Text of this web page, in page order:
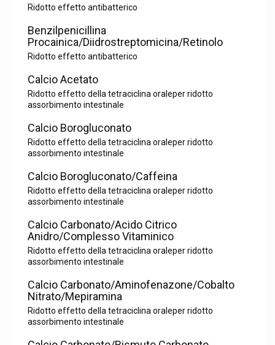
Ridotto effetto antibatterico
Benzilpenicillina
Procainica/Diidrostreptomicina/Retinolo
Ridotto effetto antibatterico
Calcio Acetato
Ridotto effetto della tetraciclina oraleper ridotto
assorbimento intestinale
Calcio Borogluconato
Ridotto effetto della tetraciclina oraleper ridotto
assorbimento intestinale
Calcio Borogluconato/Caffeina
Ridotto effetto della tetraciclina oraleper ridotto
assorbimento intestinale
Calcio Carbonato/Acido Citrico
Anidro/Complesso Vitaminico
Ridotto effetto della tetraciclina oraleper ridotto
assorbimento intestinale
Calcio Carbonato/Aminofenazone/Cobalto
Nitrato/Mepiramina
Ridotto effetto della tetraciclina oraleper ridotto
assorbimento intestinale